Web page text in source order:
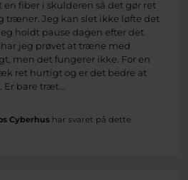
en fiber i skulderen så det gør ret
træner. Jeg kan slet ikke løfte det
holdt pause dagen efter det
har jeg prøvet at træne med
men det fungerer ikke. For en
ret hurtigt og er det bedre at
Er bare træt...
Cyberhushar svaret på dette